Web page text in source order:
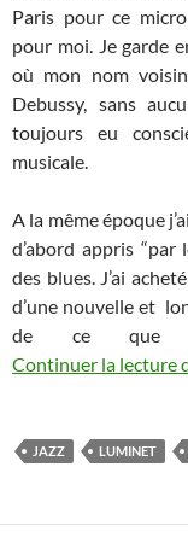
Paris pour ce
pour moi. Je garde
où mon nom
Debussy, sans
toujours eu
musicale.
A la même époque
d’abord appris
des blues. J’ai
d’une nouvelle et
de ce que
Continuer la lecture
JAZZ LUMINET